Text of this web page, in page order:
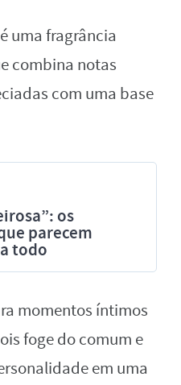
é uma fragrância
combina notas
com uma base
os
parecem
todo
momentos íntimos
foge do comum e
em uma